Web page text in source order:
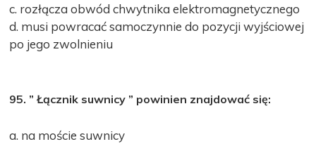
c. rozłącza obwód chwytnika elektromagnetycznego
d. musi powracać samoczynnie do pozycji wyjściowej
po jego zwolnieniu
95. ” Łącznik suwnicy ” powinien znajdować się:
a. na moście suwnicy